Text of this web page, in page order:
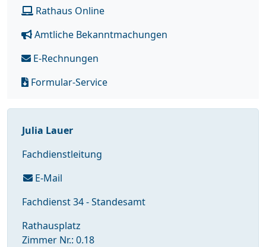
Rathaus Online
Amtliche Bekanntmachungen
E-Rechnungen
Formular-Service
Julia Lauer
Fachdienstleitung
E-Mail
Fachdienst 34 - Standesamt
Rathausplatz
Zimmer Nr.: 0.18